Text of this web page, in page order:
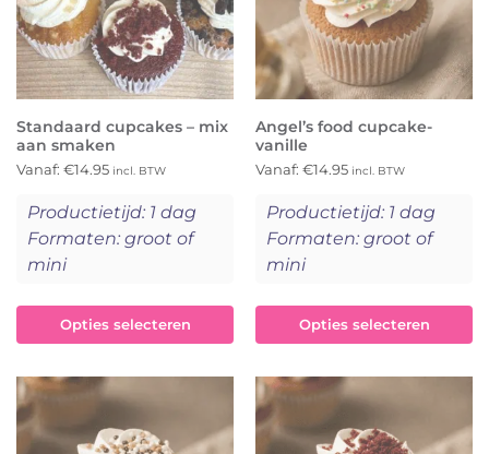
Standaard cupcakes – mix
aan smaken
Vanaf: €14.95 incl. BTW
Productietijd: 1 dag
Formaten: groot of
mini
Opties selecteren
Angel’s food cupcake-
vanille
Vanaf: €14.95 incl. BTW
Productietijd: 1 dag
Formaten: groot of
mini
Opties selecteren